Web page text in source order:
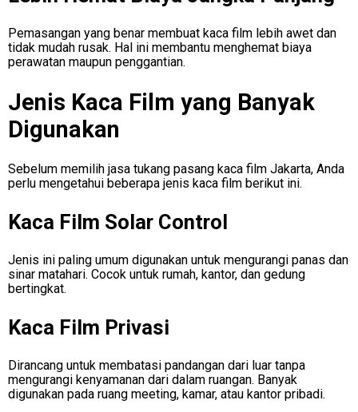
Pemasangan yang benar membuat kaca film lebih awet dan
tidak mudah rusak. Hal ini membantu menghemat biaya
perawatan maupun penggantian.
Jenis Kaca Film yang Banyak
Digunakan
Sebelum memilih jasa tukang pasang kaca film Jakarta, Anda
perlu mengetahui beberapa jenis kaca film berikut ini.
Kaca Film Solar Control
Jenis ini paling umum digunakan untuk mengurangi panas dan
sinar matahari. Cocok untuk rumah, kantor, dan gedung
bertingkat.
Kaca Film Privasi
Dirancang untuk membatasi pandangan dari luar tanpa
mengurangi kenyamanan dari dalam ruangan. Banyak
digunakan pada ruang meeting, kamar, atau kantor pribadi.